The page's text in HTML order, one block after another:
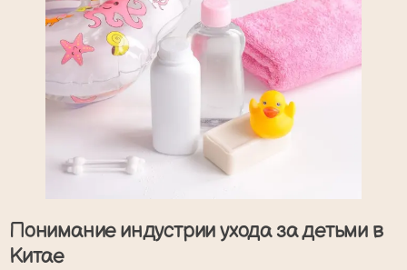
Понимание индустрии ухода за детьми в
Китае